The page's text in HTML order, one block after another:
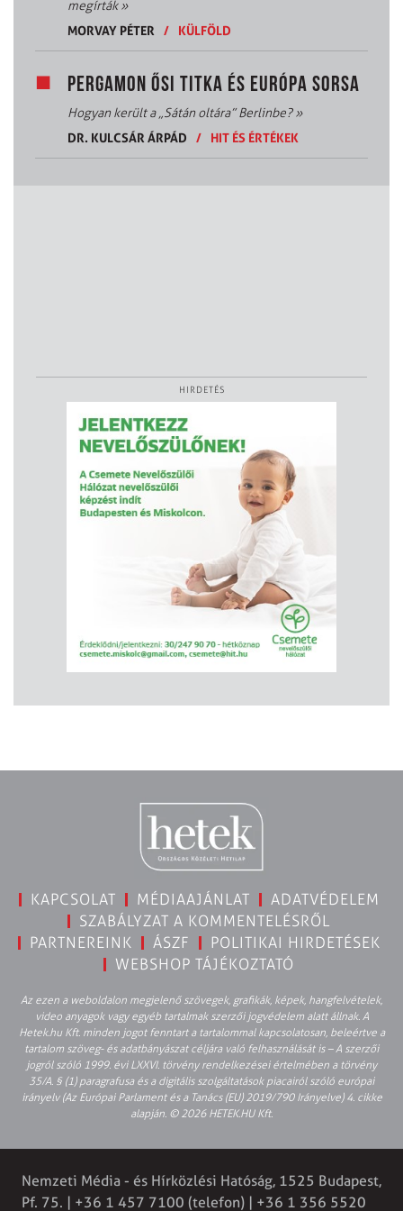
megírták»
MORVAY PÉTER
/ KÜLFÖLD
PERGAMON ŐSI TITKA ÉS EURÓPA SORSA
Hogyan került a „Sátán oltára” Berlinbe?»
DR. KULCSÁR ÁRPÁD
/ HIT ÉS ÉRTÉKEK
HIRDETÉS
KAPCSOLAT MÉDIAAJÁNLAT
ADATVÉDELEM
SZABÁLYZAT A KOMMENTELÉSRŐL
PARTNEREINK
ÁSZF
POLITIKAI HIRDETÉSEK
WEBSHOP TÁJÉKOZTATÓ
Az ezen a weboldalon megjelenő szövegek, grafikák, képek, hangfelvételek,
video anyagok vagy egyéb tartalmak szerzői jogvédelem alatt állnak. A
Hetek.hu Kft. minden jogot fenntart a tartalommal kapcsolatosan, beleértve a
tartalom szöveg- és adatbányászat céljára való felhasználását is – A szerzői
jogról szóló 1999. évi LXXVI. törvény rendelkezései értelmében a törvény
35/A. § (1) paragrafusa és a digitális szolgáltatások piacairól szóló európai
irányelv (Az Európai Parlament és a Tanács (EU) 2019/790 Irányelve) 4. cikke
alapján. © 2026 HETEK.HU Kft.
Nemzeti Média - és Hírközlési Hatóság, 1525 Budapest,
Pf. 75. | +36 1 457 7100 (telefon) | +36 1 356 5520